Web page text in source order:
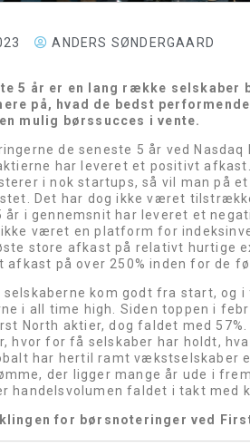
ANDERS SØNDERGAARD
5 år er en lang række
på, hvad de bedst
mulig børssucces i vente.
de seneste 5 år ved
har leveret et positivt
i nok startups, så vil man på
Det har dog ikke været
år i gennemsnit har leveret et
ikke været en platform for
store afkast på relativt hurtige
afkast på over 250% inden for de
selskaberne kom godt fra start, og
i all time high. Siden toppen i
North aktier, dog faldet med
hvor for få selskaber har holdt,
har hertil ramt vækstselskaber
der ligger mange år ude i
handelsvolumen faldet i takt med
for børsnoteringer ved